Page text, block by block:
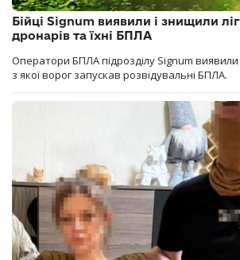
Бійці Signum виявили і знищили
дронарів та їхні БПЛА
Оператори БПЛА підрозділу Signum
з якої ворог запускав розвідувальні БПЛА.